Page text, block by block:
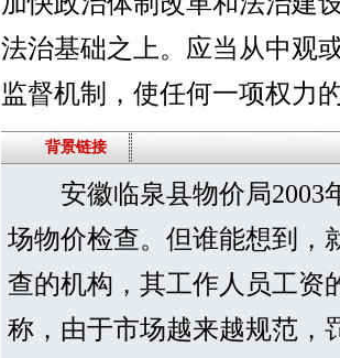
法治基础之上。应当从中观
监督机制，使任何一项权力
背景链接
安徽临泉县物价局2003
场物价检查。但谁能想到，
查的机构，其工作人员工资
称，由于市场越来越规范，